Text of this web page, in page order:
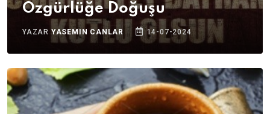
Özgürlüğe Doğuşu
YAZAR YASEMIN CANLAR 14-07-2024